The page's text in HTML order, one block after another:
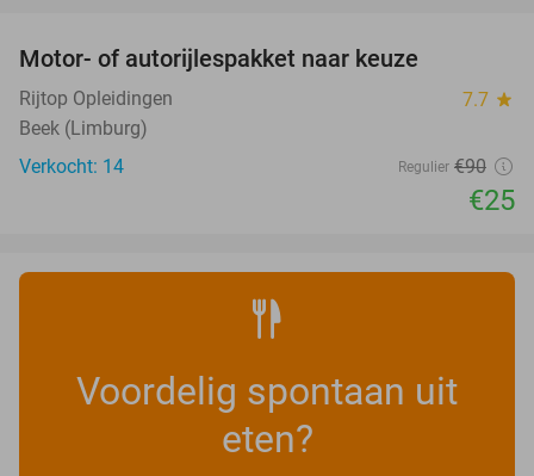
Motor- of autorijlespakket naar keuze
Rijtop Opleidingen 7.7 star
Beek (Limburg)
Verkocht: 14
Regulier €90
€25
Voordelig spontaan uit
eten?